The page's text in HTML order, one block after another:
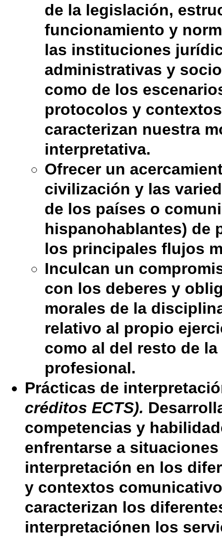
de la legislación,
funcionamiento y
las instituciones
administrativas y
como de los
protocolos y
caracterizan nuestra
interpretativa.
Ofrecer un
civilización y las
de los países o
hispanohablantes) de
los principales flujos
Inculcan un
con los deberes y
morales de la
relativo al propio
como al del resto de
profesional.
Prácticas de
créditos ECTS).
competencias y
enfrentarse a situaciones
interpretación en los
y contextos
caracterizan los
interpretaciónen los